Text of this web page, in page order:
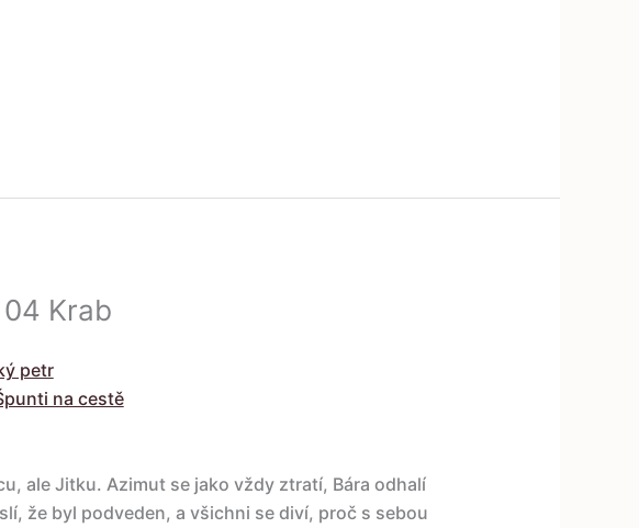
Krab
petr
na cestě
ale Jitku. Azimut se jako vždy ztratí, Bára odhalí
že byl podveden, a všichni se diví, proč s sebou